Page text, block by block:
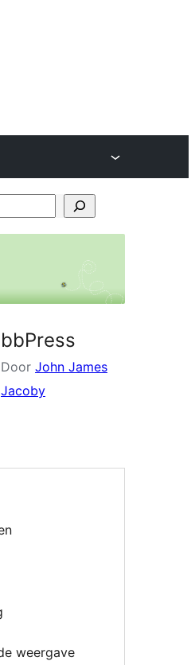
bbPress
Door John James
Jacoby
weergave